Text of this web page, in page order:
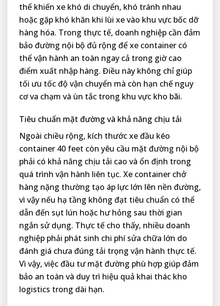
thể khiến xe khó di chuyển, khó tránh nhau
hoặc gặp khó khăn khi lùi xe vào khu vực bốc dỡ
hàng hóa. Trong thực tế, doanh nghiệp cần đảm
bảo đường nội bộ đủ rộng để xe container có
thể vận hành an toàn ngay cả trong giờ cao
điểm xuất nhập hàng. Điều này không chỉ giúp
tối ưu tốc độ vận chuyển mà còn hạn chế nguy
cơ va chạm và ùn tắc trong khu vực kho bãi.
Tiêu chuẩn mặt đường và khả năng chịu tải
Ngoài chiều rộng, kích thước xe đầu kéo
container 40 feet còn yêu cầu mặt đường nội bộ
phải có khả năng chịu tải cao và ổn định trong
quá trình vận hành liên tục. Xe container chở
hàng nặng thường tạo áp lực lớn lên nền đường,
vì vậy nếu hạ tầng không đạt tiêu chuẩn có thể
dẫn đến sụt lún hoặc hư hỏng sau thời gian
ngắn sử dụng. Thực tế cho thấy, nhiều doanh
nghiệp phải phát sinh chi phí sửa chữa lớn do
đánh giá chưa đúng tải trọng vận hành thực tế.
Vì vậy, việc đầu tư mặt đường phù hợp giúp đảm
bảo an toàn và duy trì hiệu quả khai thác kho
logistics trong dài hạn.